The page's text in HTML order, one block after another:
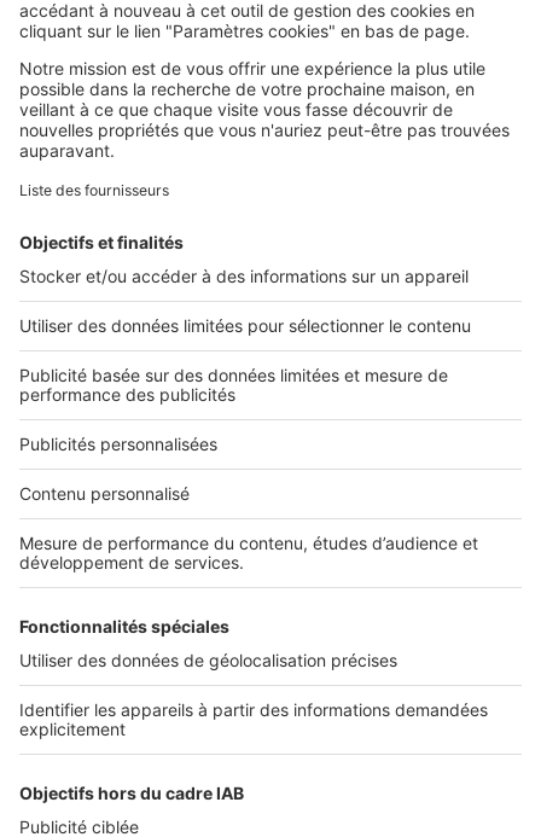
SeLoger c'est aussi
Retrouvez-nous sur ...
L'ENTREPRISE
Qui sommes-nous ?
Nous contacter
Nous recrutons
NOS APPLICATIONS
Découvrez nos applications
Tous nos services pro
Accès client
Mes annonces sur SeLoger
À DÉCOUVRIR
Tout l'immobilier
Toutes les villes